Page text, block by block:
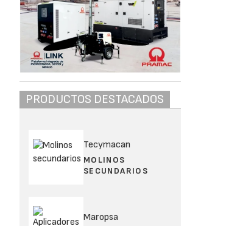
PRODUCTOS DESTACADOS
Tecymacan
MOLINOS
SECUNDARIOS
Maropsa